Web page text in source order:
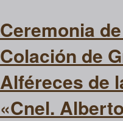
Ceremonia
Colación de
Alféreces de
«Cnel.